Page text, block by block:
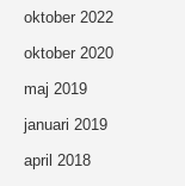
oktober 2022
oktober 2020
maj 2019
januari 2019
april 2018